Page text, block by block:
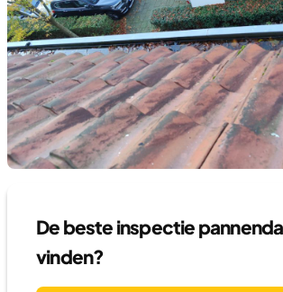
De beste inspectie pannendak offerte
vinden?